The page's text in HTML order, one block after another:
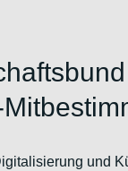
und